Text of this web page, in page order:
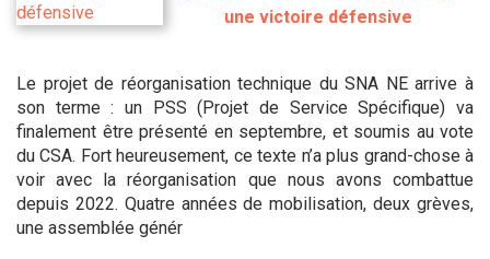
une victoire défensive
Le projet de réorganisation technique du SNA NE arrive à
son terme : un PSS (Projet de Service Spécifique) va
finalement être présenté en septembre, et soumis au vote
du CSA. Fort heureusement, ce texte n’a plus grand-chose à
voir avec la réorganisation que nous avons combattue
depuis 2022. Quatre années de mobilisation, deux grèves,
une assemblée génér